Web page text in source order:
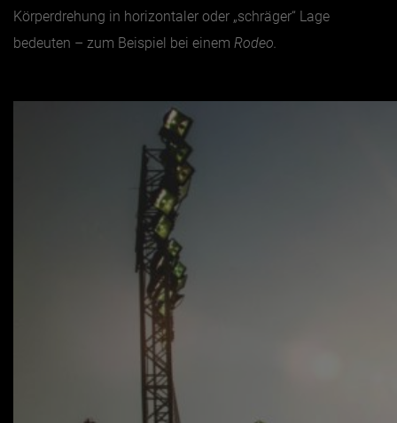
September
Oktober
Körperdrehung in horizontaler oder „schräger“ Lage
bedeuten – zum Beispiel bei einem Rodeo.